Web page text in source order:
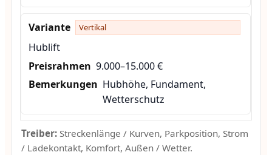
Vertikal
Hublift
9.000–15.000 €
Hubhöhe, Fundament,
Wetterschutz
Treiber:Streckenlänge / Kurven, Parkposition, Strom
/ Ladekontakt, Komfort, Außen / Wetter.